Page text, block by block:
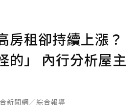
房租卻持續上漲？
的」 內行分析屋主
新聞網／綜合報導